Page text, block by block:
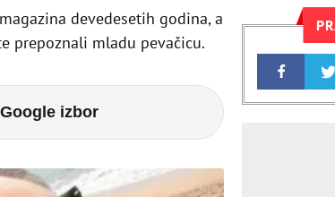
devedesetih godina, a
prepoznali mladu pevačicu.
izbor